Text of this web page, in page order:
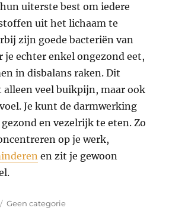
uiterste best om iedere
uit het lichaam te
zijn goede bacteriën van
je echter enkel ongezond eet,
in disbalans raken. Dit
veel buikpijn, maar ook
Je kunt de darmwerking
en vezelrijk te eten. Zo
op je werk,
en zit je gewoon
Categorieën
Geen categorie